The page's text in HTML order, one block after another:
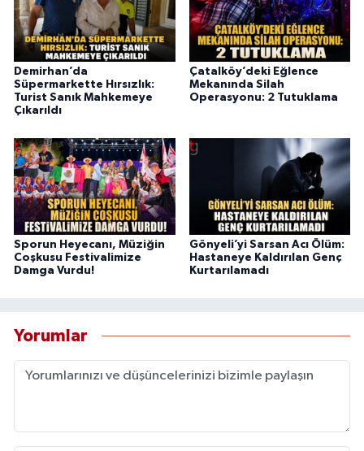
Demirhan’da
Süpermarkette Hırsızlık:
Turist Sanık Mahkemeye
Çıkarıldı
Çatalköy’deki Eğlence
Mekanında Silah
Operasyonu: 2 Tutuklama
Sporun Heyecanı, Müziğin
Coşkusu Festivalimize
Damga Vurdu!
Gönyeli’yi Sarsan Acı Ölüm:
Hastaneye Kaldırılan Genç
Kurtarılamadı
Yorumlar